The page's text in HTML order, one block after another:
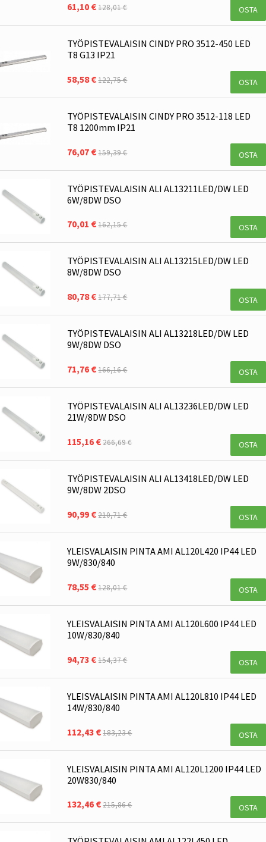
61,10 €128,01 € OSTA
TYÖPISTEVALAISIN CINDY PRO 3512-450 LED
T8 G13 IP21
58,58 €122,75 € OSTA
TYÖPISTEVALAISIN CINDY PRO 3512-118 LED
T8 1200mm IP21
76,07 €159,39 € OSTA
TYÖPISTEVALAISIN ALI AL13211LED/DW LED
6W/8DW DSO
70,01 €162,15 € OSTA
TYÖPISTEVALAISIN ALI AL13215LED/DW LED
8W/8DW DSO
80,78 €177,71 € OSTA
TYÖPISTEVALAISIN ALI AL13218LED/DW LED
9W/8DW DSO
71,76 €166,16 € OSTA
TYÖPISTEVALAISIN ALI AL13236LED/DW LED
21W/8DW DSO
115,16 €266,69 € OSTA
TYÖPISTEVALAISIN ALI AL13418LED/DW LED
9W/8DW 2DSO
90,99 €210,71 € OSTA
YLEISVALAISIN PINTA AMI AL120L420 IP44 LED
9W/830/840
78,55 €128,01 € OSTA
YLEISVALAISIN PINTA AMI AL120L600 IP44 LED
10W/830/840
94,73 €154,37 € OSTA
YLEISVALAISIN PINTA AMI AL120L810 IP44 LED
14W/830/840
112,43 €183,23 € OSTA
YLEISVALAISIN PINTA AMI AL120L1200 IP44 LED
20W830/840
132,46 €215,86 € OSTA